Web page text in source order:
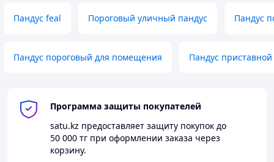
Пандус feal Пороговый уличный пандус Пандус
Пандус пороговый для помещения Пандус
Программа защиты покупателей
satu.kz предоставляет защиту покупок до
50 000 тг при оформлении заказа через
корзину.